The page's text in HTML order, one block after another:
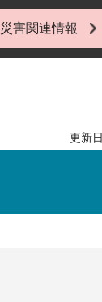
災害関連情報
更新